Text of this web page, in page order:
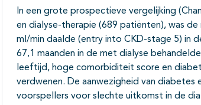
In een grote prospectieve vergelijking
en dialyse-therapie (689 patiënten), was
ml/min daalde (entry into CKD-stage 5) in
67,1 maanden in de met dialyse
leeftijd, hoge comorbiditeit score en
verdwenen. De aanwezigheid van
voorspellers voor slechte uitkomst in de